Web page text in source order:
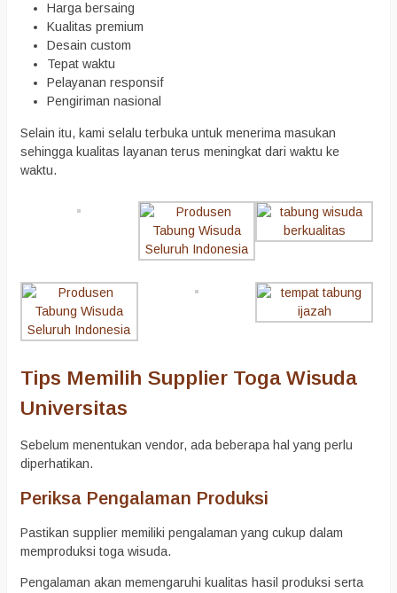
Harga bersaing
Kualitas premium
Desain custom
Tepat waktu
Pelayanan responsif
Pengiriman nasional
Selain itu, kami selalu terbuka untuk menerima masukan
sehingga kualitas layanan terus meningkat dari waktu ke
waktu.
Tips Memilih Supplier Toga Wisuda
Universitas
Sebelum menentukan vendor, ada beberapa hal yang perlu
diperhatikan.
Periksa Pengalaman Produksi
Pastikan supplier memiliki pengalaman yang cukup dalam
memproduksi toga wisuda.
Pengalaman akan memengaruhi kualitas hasil produksi serta